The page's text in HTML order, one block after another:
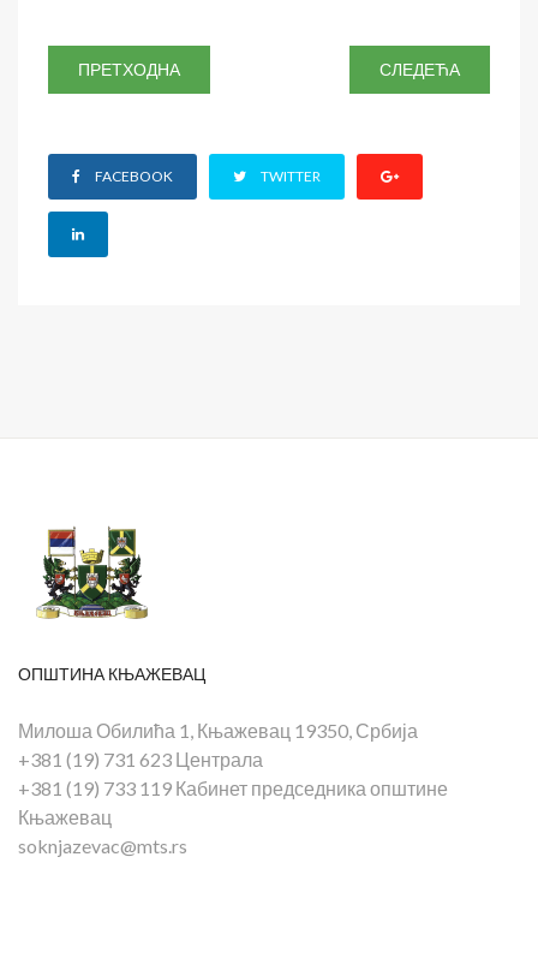
ПРЕТХОДНА СЛЕДЕЋА
FACEBOOK TWITTER
ОПШТИНА КЊАЖЕВАЦ
Милоша Обилића 1, Књажевац 19350, Србија
+381 (19) 731 623 Централа
+381 (19) 733 119 Кабинет председника општине
Књажевац
soknjazevac@mts.rs